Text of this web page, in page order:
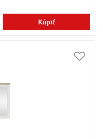
Kúpiť